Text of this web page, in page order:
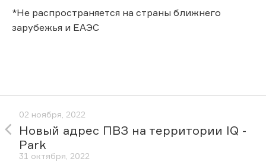
*Не распространяется на страны ближнего
зарубежья и ЕАЭС
02 ноября, 2022
Новый адрес ПВЗ на территории IQ -
Park
31 октября, 2022